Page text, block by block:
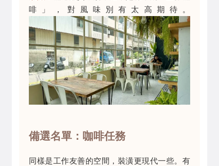
啡」，對風味別有太高期待。
備選名單：咖啡任務
同樣是工作友善的空間，裝潢更現代一些。有